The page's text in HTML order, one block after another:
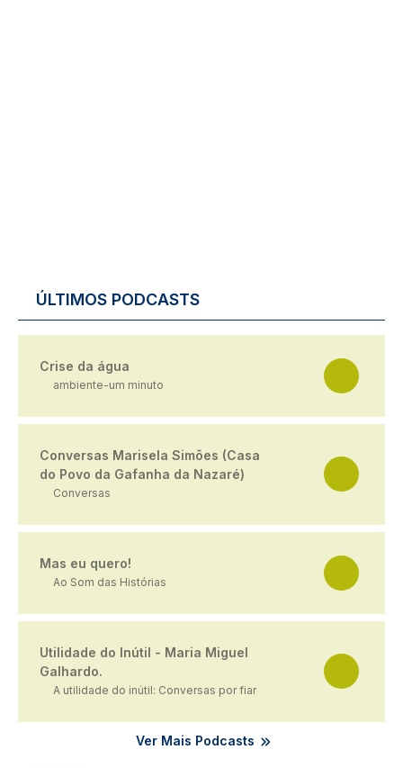
ÚLTIMOS PODCASTS
Crise da água
ambiente-um minuto
Conversas Marisela Simões (Casa
do Povo da Gafanha da Nazaré)
Conversas
Mas eu quero!
Ao Som das Histórias
Utilidade do Inútil - Maria Miguel
Galhardo.
A utilidade do inútil: Conversas por fiar
Ver Mais Podcasts